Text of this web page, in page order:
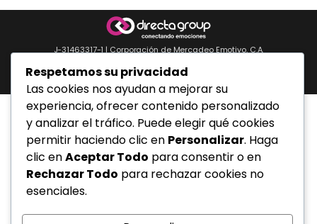
J-31463317-1 | Corporación de Mercadeo Emotivo, C.A.
0212.6103399.
Todos los derechos reservados.
Respetamos su privacidad
Las cookies nos ayudan a mejorar su
experiencia, ofrecer contenido personalizado
y analizar el tráfico. Puede elegir qué cookies
permitir haciendo clic en Personalizar. Haga
clic enAceptar Todo para consentir o en
Rechazar Todo para rechazar cookies no
esenciales.